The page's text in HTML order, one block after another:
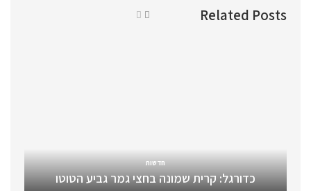
Related Posts
חדשות
כדורגל: קרית שמונה בחצי גמר גביע הטוטו